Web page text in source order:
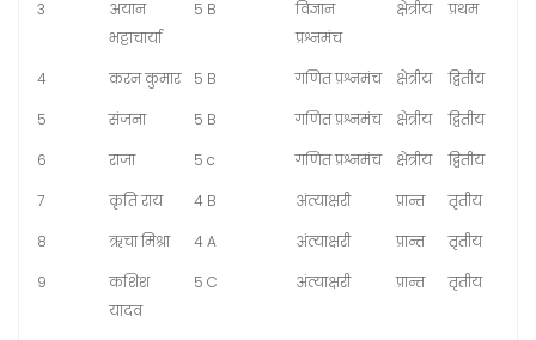
3
अयान
भट्टाचार्या
5 B
विज्ञान
प्रश्नमंच
क्षेत्रीय प्रथम
4 करन कुमार 5 B गणित प्रश्नमंच क्षेत्रीय
द्वितीय
5
संजना 5 B गणित प्रश्नमंच क्षेत्रीय
द्वितीय
6
राजा 5 c गणित प्रश्नमंच क्षेत्रीय
द्वितीय
7
कृति राय 4 B अंत्याक्षरी प्रान्त
तृतीय
8
ऋचा मिश्रा 4 A अंत्याक्षरी प्रान्त
तृतीय
9
कशिश
यादव
5 C अंत्याक्षरी प्रान्त तृतीय